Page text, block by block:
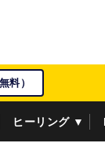
料）
ヒーリング ▼